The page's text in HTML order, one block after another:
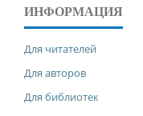
ИНФОРМАЦИЯ
Для читателей
Для авторов
Для библиотек